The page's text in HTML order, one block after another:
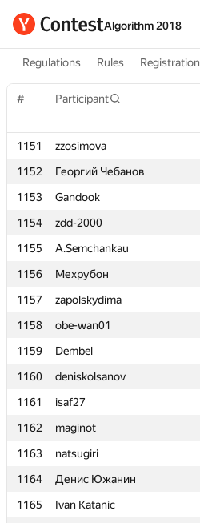
Algorithm 2018
Regulations Rules Registration
# Participant
1151 zzosimova
1152
Георгий Чебанов
1153
Gandook
1154
zdd-2000
1155
A.Semchankau
1156
Мехрубон
1157
zapolskydima
1158
obe-wan01
1159
Dembel
1160
deniskolsanov
1161
isaf27
1162
maginot
1163
natsugiri
1164
Денис Южанин
1165
Ivan Katanic
# Participant
1151 zzosimova
1152
Георгий Чебанов
1153
Gandook
1154
zdd-2000
1155
A.Semchankau
1156
Мехрубон
1157
zapolskydima
1158
obe-wan01
1159
Dembel
1160
deniskolsanov
1161
isaf27
1162
maginot
1163
natsugiri
1164
Денис Южанин
1165
Ivan Katanic